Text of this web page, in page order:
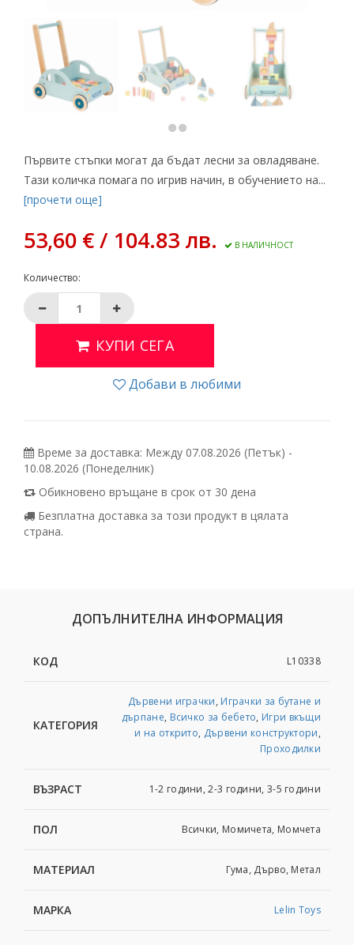
Първите стъпки могат да бъдат лесни за овладяване.
Тази количка помага по игрив начин, в обучението на...
[прочети още]
53,60 € / 104.83 лв. В НАЛИЧНОСТ
Количество:
КУПИ СЕГА
Добави в любими
Време за доставка: Между 07.08.2026 (Петък) -
10.08.2026 (Понеделник)
Обикновено връщане в срок от 30 дена
Безплатна доставка за този продукт в цялата
страна.
ДОПЪЛНИТЕЛНА ИНФОРМАЦИЯ
КОД L10338
КАТЕГОРИЯ
Дървени играчки, Играчки за бутане и
дърпане, Всичко за бебето, Игри вкъщи
и на открито, Дървени конструктори,
Проходилки
ВЪЗРАСТ 1-2 години, 2-3 години, 3-5 години
ПОЛ Всички, Момичета, Момчета
МАТЕРИАЛ Гума, Дърво, Метал
МАРКА Lelin Toys